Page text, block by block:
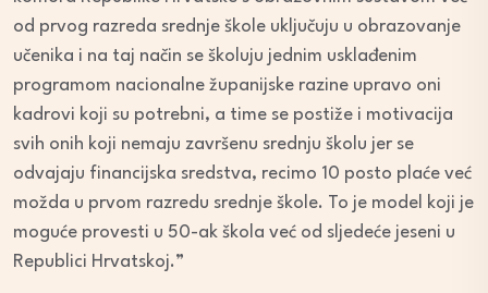
od prvog razreda srednje škole uključuju u obrazovanje
učenika i na taj način se školuju jednim usklađenim
programom nacionalne županijske razine upravo oni
kadrovi koji su potrebni, a time se postiže i motivacija
svih onih koji nemaju završenu srednju školu jer se
odvajaju financijska sredstva, recimo 10 posto plaće već
možda u prvom razredu srednje škole. To je model koji je
moguće provesti u 50-ak škola već od sljedeće jeseni u
Republici Hrvatskoj.”